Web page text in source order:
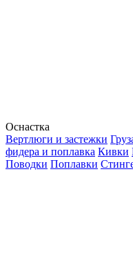
Оснастка
Вертлюги и застежки
фидера и поплавка Кивки
Поводки Поплавки